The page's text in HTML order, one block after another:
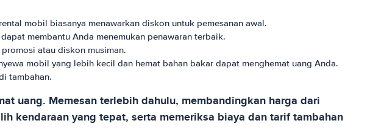
mobil biasanya menawarkan diskon untuk pemesanan awal.
membantu Anda menemukan penawaran terbaik.
atau diskon musiman.
mobil yang lebih kecil dan hemat bahan bakar dapat menghemat uang Anda.
tambahan.
uang. Memesan terlebih dahulu, membandingkan harga dari
kendaraan yang tepat, serta memeriksa biaya dan tarif tambahan